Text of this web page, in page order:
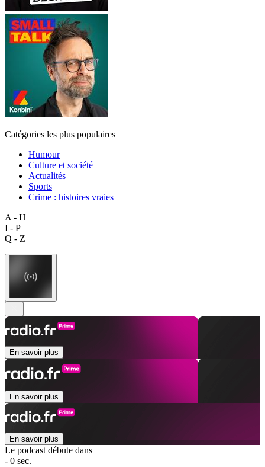
Catégories les plus populaires
Humour
Culture et société
Actualités
Sports
Crime : histoires vraies
A - H
I - P
Q - Z
En savoir plus
En savoir plus
En savoir plus
Le podcast débute dans
- 0 sec.